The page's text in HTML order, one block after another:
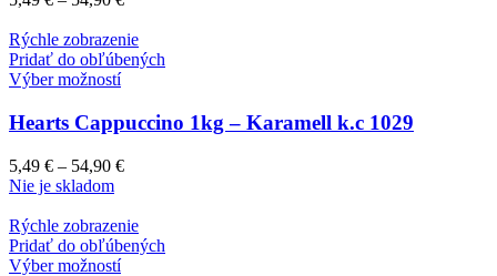
Rýchle zobrazenie
Pridať do obľúbených
Výber možností
Hearts Cappuccino 1kg – Karamell k.c 1029
5,49 € – 54,90 €
Nie je skladom
Rýchle zobrazenie
Pridať do obľúbených
Výber možností